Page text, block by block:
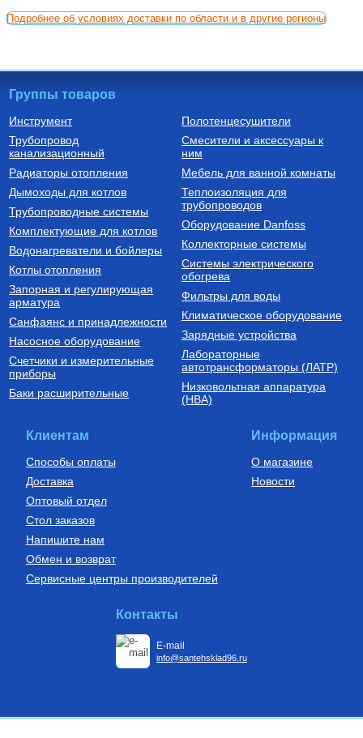
Подробнее об условиях доставки по области и в другие регионы
Группы товаров
Инструмент
Трубопровод
канализационный
Радиаторы отопления
Дымоходы для котлов
Трубопроводные системы
Комплектующие для котлов
Водонагреватели и бойлеры
Котлы отопления
Запорная и регулирующая
арматура
Санфаянс и принадлежности
Насосное оборудование
Счетчики и измерительные
приборы
Баки расширительные
Полотенцесушители
Смесители и аксессуары к
ним
Мебель для ванной комнаты
Теплоизоляция для
трубопроводов
Оборудование Danfoss
Коллекторные системы
Системы электрического
обогрева
Фильтры для воды
Климатическое оборудование
Зарядные устройства
Лабораторные
автотрансформаторы (ЛАТР)
Низковольтная аппаратура
(НВА)
Клиентам
Способы оплаты
Доставка
Оптовый отдел
Стол заказов
Напишите нам
Обмен и возврат
Сервисные центры производителей
Информация
О магазине
Новости
Контакты
E-mail
info@santehsklad96.ru